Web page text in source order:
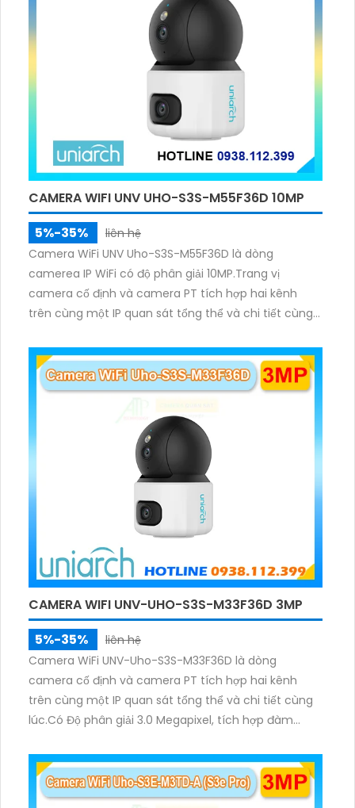
CAMERA WIFI UNV UHO-S3S-M55F36D 10MP
5%-35%
liên hệ
Camera WiFi UNV Uho-S3S-M55F36D là dòng
camerea IP WiFi có độ phân giải 10MP.Trang vị
camera cố định và camera PT tích hợp hai kênh
trên cùng một IP quan sát tổng thể và chi tiết cùng
ánh sáng. Kết hợp hồng ngoại và đèn ấm cho hình
ảnh có màu trong nhiều điều kiện khác nhau trong
phạm vi 3m.
CAMERA WIFI UNV-UHO-S3S-M33F36D 3MP
5%-35%
liên hệ
Camera WiFi UNV-Uho-S3S-M33F36D là dòng
camera cố định và camera PT tích hợp hai kênh
trên cùng một IP quan sát tổng thể và chi tiết cùng
lúc.Có Độ phân giải 3.0 Megapixel, tích hợp đàm
sáng ấm lên đến 10m.